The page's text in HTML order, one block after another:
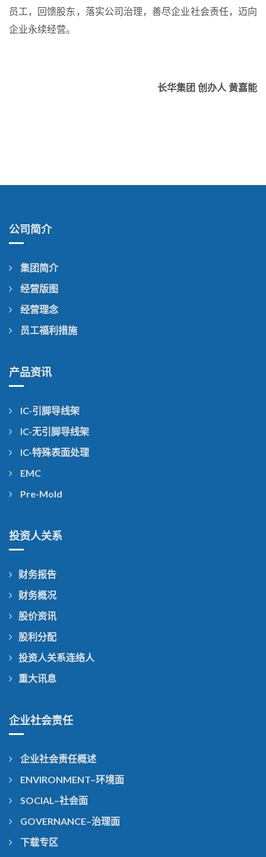
员工，回馈股东，落实公司治理，善尽企业社会责任，迈向
企业永续经营。
长华集团 创办人 黄嘉能
公司简介
集团简介
经营版图
经营理念
员工福利措施
产品资讯
IC-引脚导线架
IC-无引脚导线架
IC-特殊表面处理
EMC
Pre-Mold
投资人关系
财务报告
财务概况
股价资讯
股利分配
投资人关系连络人
重大讯息
企业社会责任
企业社会责任概述
ENVIRONMENT–环境面
SOCIAL–社会面
GOVERNANCE–治理面
下载专区